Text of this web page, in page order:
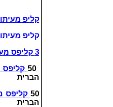
קליפ
קליפ
3 קליפס מעיתונות שונות על
50
קליפס
הברית
50 קליפס
הברית